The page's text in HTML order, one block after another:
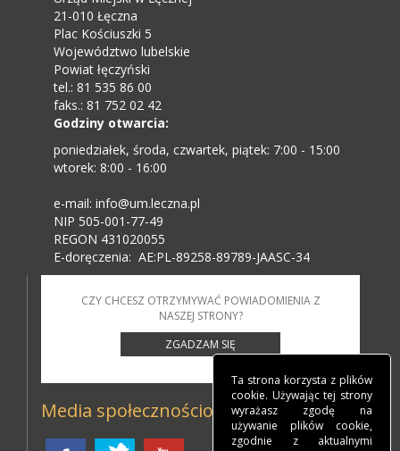
21-010 Łęczna
Plac Kościuszki 5
Województwo lubelskie
Powiat łęczyński
tel.: 81 535 86 00
faks.: 81 752 02 42
Godziny otwarcia:
poniedziałek, środa, czwartek, piątek: 7:00 - 15:00
wtorek: 8:00 - 16:00
e-mail: info@um.leczna.pl
NIP 505-001-77-49
REGON 431020055
E-doręczenia: AE:PL-89258-89789-JAASC-34
CZY CHCESZ OTRZYMYWAĆ POWIADOMIENIA Z
NASZEJ STRONY?
ZGADZAM SIĘ
Media społecznościowe
Ta strona korzysta z plików
cookie. Używając tej strony
wyrażasz zgodę na
używanie plików cookie,
zgodnie z aktualnymi